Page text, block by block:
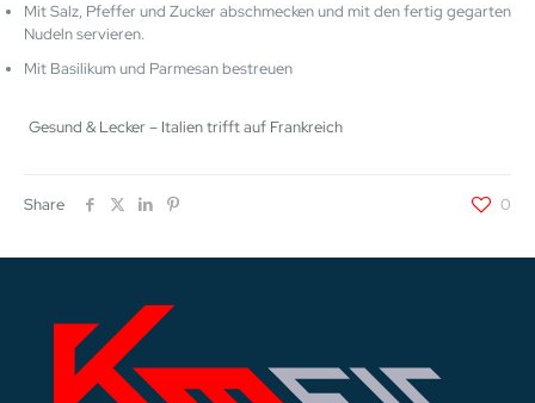
Mit Salz, Pfeffer und Zucker abschmecken und mit den fertig gegarten
Nudeln servieren.
Mit Basilikum und Parmesan bestreuen
Gesund & Lecker – Italien trifft auf Frankreich
Share 0